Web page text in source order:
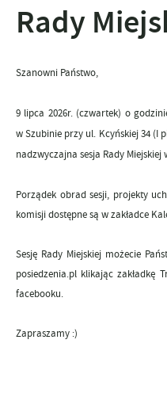
Rady
Szanowni Państwo,
9 lipca 2026r. (czwartek) o
w Szubinie przy ul. Kcyńskiej 34 (I
nadzwyczajna sesja Rady Miejskiej
Porządek obrad sesji, projekty
komisji dostępne są w zakładce
Sesję Rady Miejskiej możecie
posiedzenia.pl klikając zakładkę
facebooku.
Zapraszamy :)